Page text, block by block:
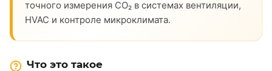
точного измерения CO₂ в системах вентиляции,
HVAC и контроле микроклимата.
Что это такое